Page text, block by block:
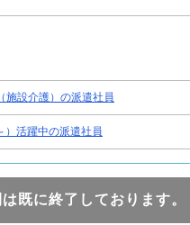
施設介護）の派遣社員
）活躍中の派遣社員
既に終了しております。